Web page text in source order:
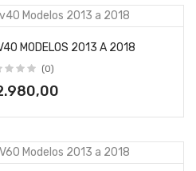
MODELOS 2013 A 2018
(0)